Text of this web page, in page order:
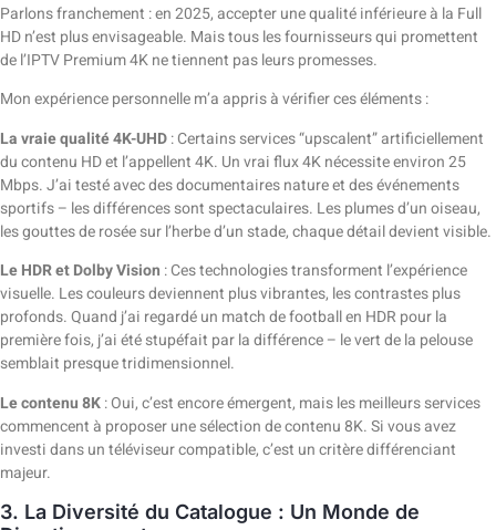
Parlons franchement : en 2025, accepter une qualité inférieure à la Full
HD n’est plus envisageable. Mais tous les fournisseurs qui promettent
de l’IPTV Premium 4K ne tiennent pas leurs promesses.
Mon expérience personnelle m’a appris à vérifier ces éléments :
La vraie qualité 4K-UHD: Certains services “upscalent” artificiellement
du contenu HD et l’appellent 4K. Un vrai flux 4K nécessite environ 25
Mbps. J’ai testé avec des documentaires nature et des événements
sportifs – les différences sont spectaculaires. Les plumes d’un oiseau,
les gouttes de rosée sur l’herbe d’un stade, chaque détail devient visible.
Le HDR et Dolby Vision : Ces technologies transforment l’expérience
visuelle. Les couleurs deviennent plus vibrantes, les contrastes plus
profonds. Quand j’ai regardé un match de football en HDR pour la
première fois, j’ai été stupéfait par la différence – le vert de la pelouse
semblait presque tridimensionnel.
Le contenu 8K: Oui, c’est encore émergent, mais les meilleurs services
commencent à proposer une sélection de contenu 8K. Si vous avez
investi dans un téléviseur compatible, c’est un critère différenciant
majeur.
3. La Diversité du Catalogue : Un Monde de